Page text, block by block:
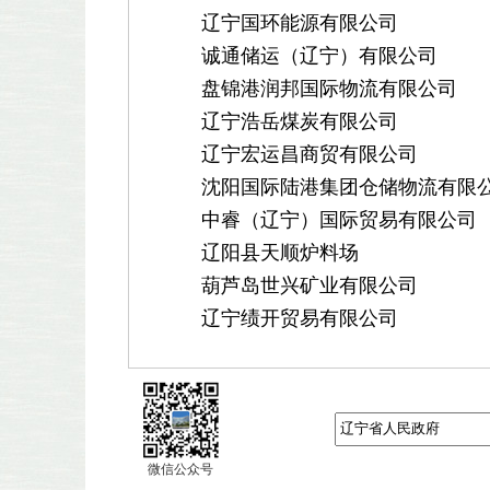
辽宁国环能源有限公司
诚通储运（辽宁）有限公司
盘锦港润邦国际物流有限公司
辽宁浩岳煤炭有限公司
辽宁宏运昌商贸有限公司
沈阳国际陆港集团仓储物流有限
中睿（辽宁）国际贸易有限公司
辽阳县天顺炉料场
葫芦岛世兴矿业有限公司
辽宁绩开贸易有限公司
微信公众号